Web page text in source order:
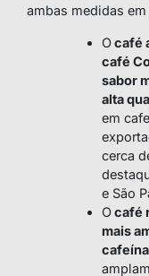
ambas medidas
Ocafé
café
sabor
alta
em
cerca
e São
Ocafé
mais